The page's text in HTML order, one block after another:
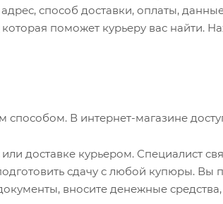
способ доставки, оплаты,
поможет курьеру вас найти.
В интернет-магазине
доставке курьером. Специалист
сдачу с любой купюры. Вы
вносите денежные средства,